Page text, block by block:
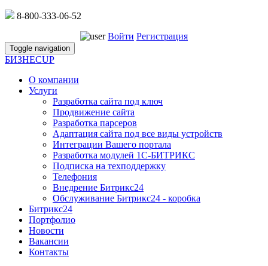
8-800-333-06-52
Войти Регистрация
Toggle navigation
БИЗНЕСUP
О компании
Услуги
Разработка сайта под ключ
Продвижение сайта
Разработка парсеров
Адаптация сайта под все виды устройств
Интеграции Вашего портала
Разработка модулей 1С-БИТРИКС
Подписка на техподдержку
Телефония
Внедрение Битрикс24
Обслуживание Битрикс24 - коробка
Битрикс24
Портфолио
Новости
Вакансии
Контакты